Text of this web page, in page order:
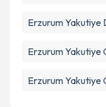
Erzurum Yakutiye
Erzurum Yakutiye
Erzurum Yakutiye